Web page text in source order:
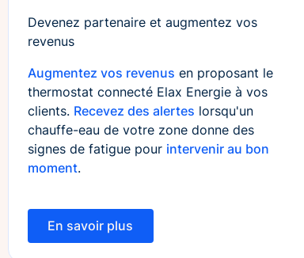
Devenez partenaire et augmentez vos
revenus
Augmentez vos revenus en proposant le
thermostat connecté Elax Energie à vos
clients. Recevez des alertes lorsqu'un
chauffe-eau de votre zone donne des
signes de fatigue pour intervenir au bon
moment.
En savoir plus
En savoir plus